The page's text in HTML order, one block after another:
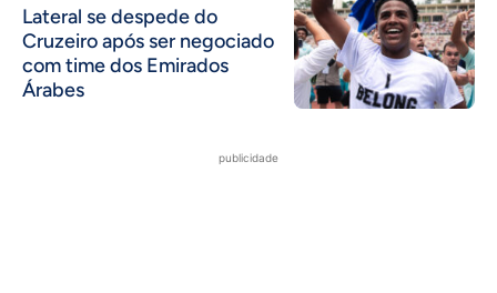
Lateral se despede do
Cruzeiro após ser negociado
com time dos Emirados
Árabes
publicidade